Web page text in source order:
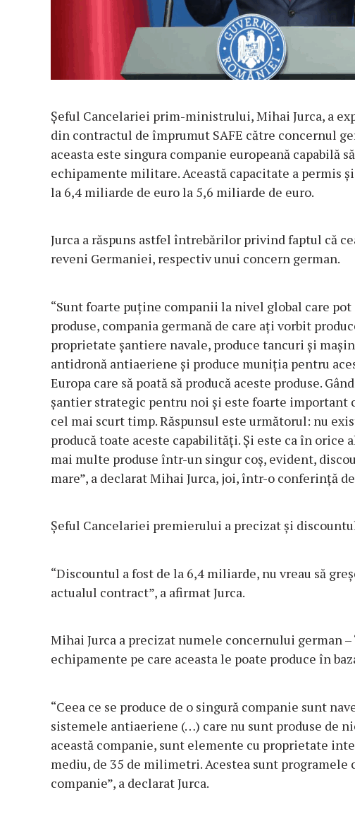
Şeful Cancelariei prim-ministrului, Mihai Jurca, a
din contractul de împrumut SAFE către concernul
aceasta este singura companie europeană capabilă
echipamente militare. Această capacitate a permis
la 6,4 miliarde de euro la 5,6 miliarde de euro.
Jurca a răspuns astfel întrebărilor privind faptul că
reveni Germaniei, respectiv unui concern german.
“Sunt foarte puţine companii la nivel global care
produse, compania germană de care aţi vorbit
proprietate şantiere navale, produce tancuri şi
antidronă antiaeriene şi produce muniţia pentru
Europa care să poată să producă aceste produse.
şantier strategic pentru noi şi este foarte important
cel mai scurt timp. Răspunsul este următorul: nu
producă toate aceste capabilităţi. Şi este ca în
mai multe produse într-un singur coş, evident,
mare”, a declarat Mihai Jurca, joi, într-o conferinţă
Şeful Cancelariei premierului a precizat şi
“Discountul a fost de la 6,4 miliarde, nu vreau să
actualul contract”, a afirmat Jurca.
Mihai Jurca a precizat numele concernului german
echipamente pe care aceasta le poate produce în
“Ceea ce se produce de o singură companie sunt
sistemele antiaeriene (…) care nu sunt produse de
această companie, sunt elemente cu proprietate
mediu, de 35 de milimetri. Acestea sunt programele
companie”, a declarat Jurca.